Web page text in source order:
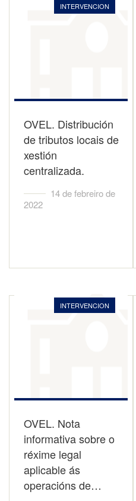
INTERVENCION
OVEL. Distribución
de tributos locais de
xestión
centralizada.
14 de febreiro de
2022
INTERVENCION
OVEL. Nota
informativa sobre o
réxime legal
aplicable ás
operacións de…